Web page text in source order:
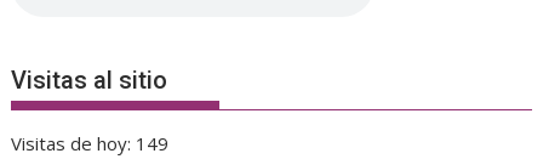
Visitas al sitio
Visitas de hoy: 149